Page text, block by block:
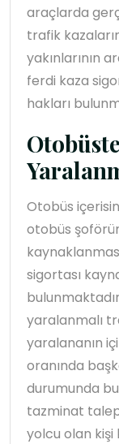
araçlarda
trafik
yakınlarının
ferdi kaza
hakları
Otobüs
otobüs
sigortası
yaralanmalı
yaralananın
oranında
durumunda
tazminat
yolcu olan kişi